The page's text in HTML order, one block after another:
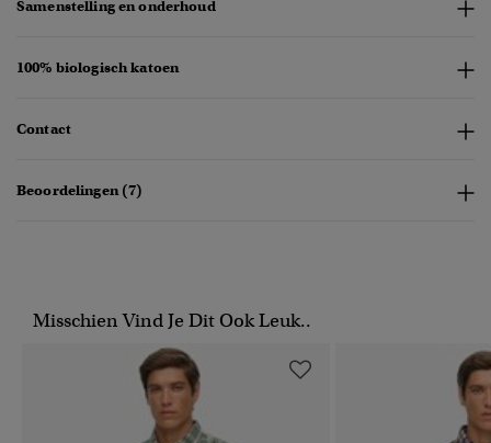
Samenstelling en onderhoud
100% biologisch katoen
Contact
Beoordelingen (7)
Misschien Vind Je Dit Ook Leuk..